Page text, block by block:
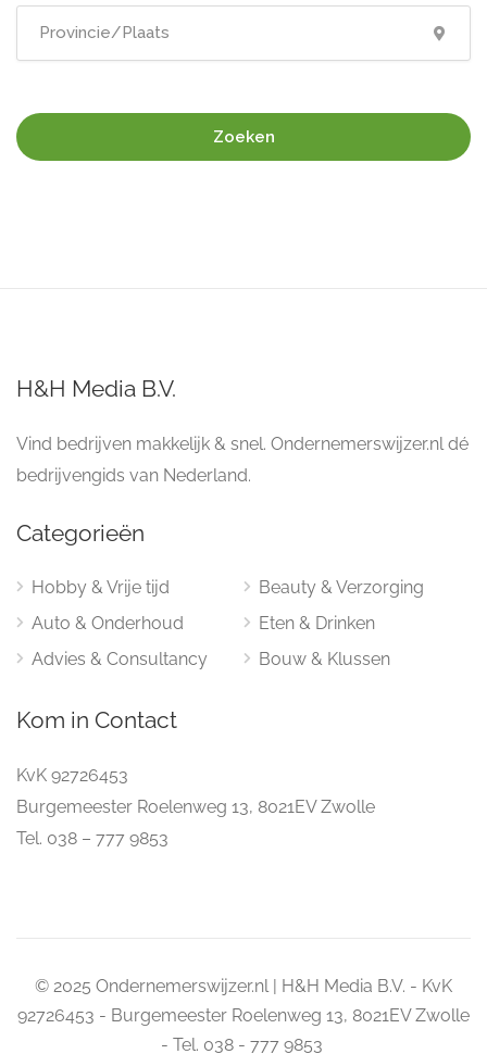
Zoeken
H&H Media B.V.
Vind bedrijven makkelijk & snel. Ondernemerswijzer.nl dé
bedrijvengids van Nederland.
Categorieën
Hobby & Vrije tijd
Auto & Onderhoud
Advies & Consultancy
Beauty & Verzorging
Eten & Drinken
Bouw & Klussen
Kom in Contact
KvK 92726453
Burgemeester Roelenweg 13, 8021EV Zwolle
Tel. 038 – 777 9853
© 2025 Ondernemerswijzer.nl | H&H Media B.V. - KvK
92726453 - Burgemeester Roelenweg 13, 8021EV Zwolle
- Tel. 038 - 777 9853